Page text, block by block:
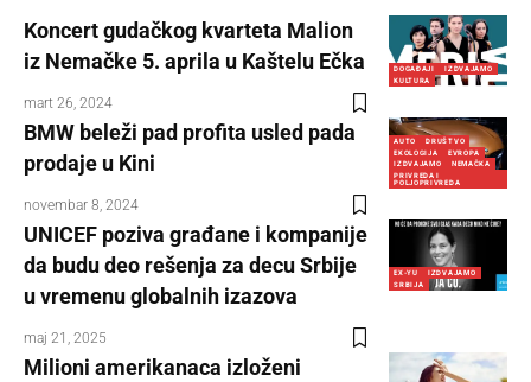
DOGAĐAJI
IZDVAJAMO
KULTURA
Koncert gudačkog kvarteta Malion
iz Nemačke 5. aprila u Kaštelu Ečka
mart 26, 2024
AUTO
DRUŠTVO
EKOLOGIJA
EVROPA
IZDVAJAMO
NEMAČKA
PRIVREDA I
POLJOPRIVREDA
BMW beleži pad profita usled pada
prodaje u Kini
novembar 8, 2024
EX-YU
IZDVAJAMO
SRBIJA
UNICEF poziva građane i kompanije
da budu deo rešenja za decu Srbije
u vremenu globalnih izazova
maj 21, 2025
Milioni amerikanaca izloženi